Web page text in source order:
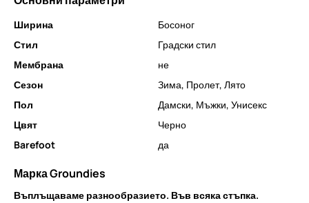
Ширина
Босоног
Стил
Градски стил
Мембрана
не
Сезон
Зима, Пролет, Лято
Пол
Дамски, Мъжки, Унисекс
Цвят
Черно
Barefoot
да
Марка Groundies
Въплъщаваме разнообразието. Във всяка стъпка.